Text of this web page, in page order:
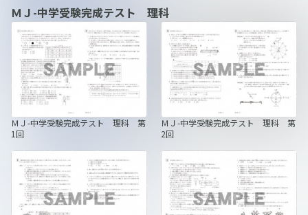
ＭＪ-中学受験完成テスト 理科
ＭＪ-中学受験完成テスト 理科 第
1回
ＭＪ-中学受験完成テスト 理科 第
2回